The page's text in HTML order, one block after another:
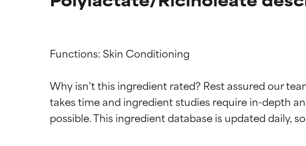
Functions: Skin Conditioning
Why isn’t this ingredient rated? Rest assured our
takes time and ingredient studies require in-depth
Calificaciones de
EXCELENTE
Calificaciones de
EXCELENTE